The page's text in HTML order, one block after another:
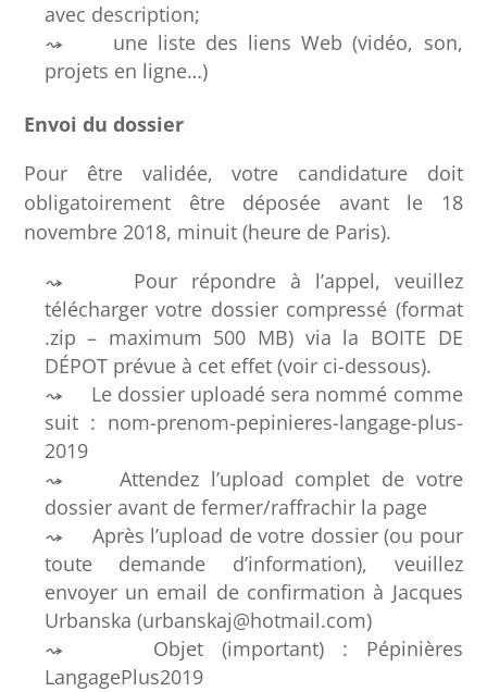
avec description;
une liste des liens Web (vidéo, son,
projets en ligne…)
Envoi du dossier
Pour être validée, votre candidature doit
obligatoirement être déposée avant le 18
novembre 2018, minuit (heure de Paris).
Pour répondre à l’appel, veuillez
télécharger votre dossier compressé (format
.zip – maximum 500 MB) via la BOITE DE
DÉPOT prévue à cet effet (voir ci-dessous).
Le dossier uploadé sera nommé comme
suit : nom-prenom-pepinieres-langage-plus-
2019
Attendez l’upload complet de votre
dossier avant de fermer/raffrachir la page
Après l’upload de votre dossier (ou pour
toute demande d’information), veuillez
envoyer un email de confirmation à Jacques
Urbanska (urbanskaj@hotmail.com)
Objet (important) : Pépinières
LangagePlus2019